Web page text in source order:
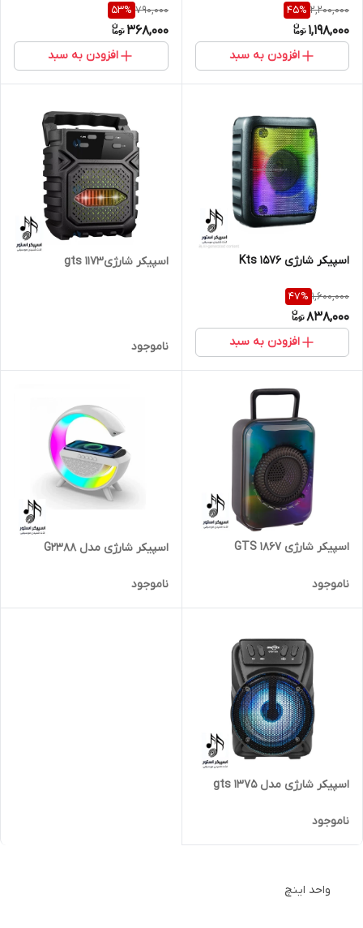
2,200,000
45%
1,198,000
افزودن به سبد
790,000
53%
368,000
افزودن به سبد
اسپیکر شارژی Kts 1576
1,600,000
47%
838,000
افزودن به سبد
اسپیکر شارژیgts 1173
ناموجود
اسپیکر شارژی GTS 1867
ناموجود
اسپیکر شارژی مدل G2388
ناموجود
اسپیکر شارژی مدل gts 1375
ناموجود
واحد اینچ